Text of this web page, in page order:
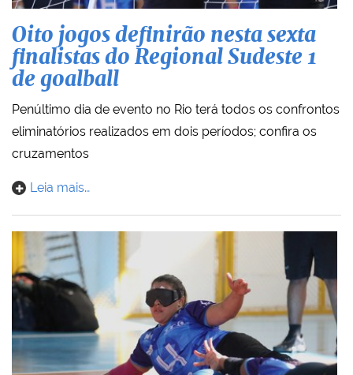
Oito jogos definirão nesta sexta
finalistas do Regional Sudeste 1
de goalball
Penúltimo dia de evento no Rio terá todos os confrontos
eliminatórios realizados em dois períodos; confira os
cruzamentos
Leia mais…